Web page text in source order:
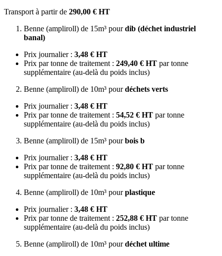
Transport à partir de 290,00 € HT
Benne (ampliroll) de 15m³ pourdib (déchet industriel
banal)
Prix journalier : 3,48 € HT
Prix par tonne de traitement : 249,40 € HT par tonne
supplémentaire (au-delà du poids inclus)
Benne (ampliroll) de 10m³ pourdéchets verts
Prix journalier : 3,48 € HT
Prix par tonne de traitement : 54,52 € HT par tonne
supplémentaire (au-delà du poids inclus)
Benne (ampliroll) de 15m³ pourbois b
Prix journalier : 3,48 € HT
Prix par tonne de traitement : 92,80 € HT par tonne
supplémentaire (au-delà du poids inclus)
Benne (ampliroll) de 10m³ pourplastique
Prix journalier : 3,48 € HT
Prix par tonne de traitement : 252,88 € HT par tonne
supplémentaire (au-delà du poids inclus)
Benne (ampliroll) de 10m³ pourdéchet ultime